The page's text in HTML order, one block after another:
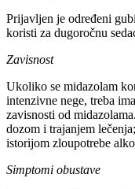
Prijavljen je određeni
koristi za dugoročnu
Zavisnost
Ukoliko se midazolam
intenzivne nege, treba
zavisnosti od
dozom i trajanjem
istorijom zloupotrebe
Simptomi obustave